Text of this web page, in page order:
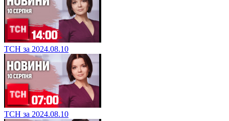
ТСН за 2024.08.10
ТСН за 2024.08.10